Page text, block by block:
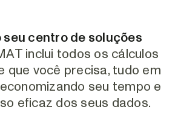
seu centro de soluções
inclui todos os cálculos
que você precisa, tudo em
seu tempo e
eficaz dos seus dados.